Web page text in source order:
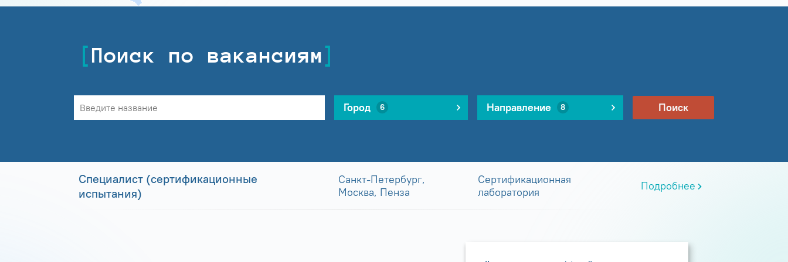
Поиск по вакансиям
Город 6 Направление 8 Поиск
Специалист (сертификационные
испытания)
Санкт-Петербург,
Москва, Пенза
Сертификационная
лаборатория
Подробнее